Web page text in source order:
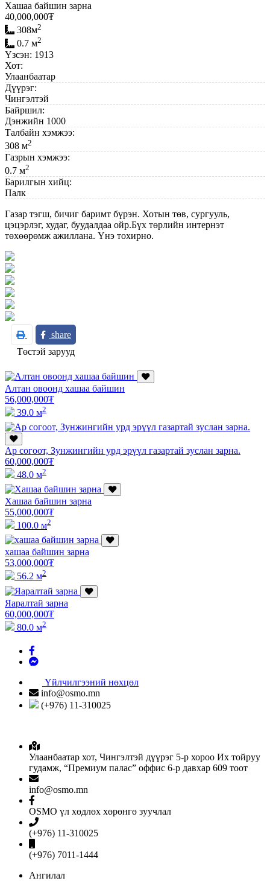
Хашаа байшин зарна
40,000,000₮
308м2
0.7 м2
Үзсэн: 1913
Хот:
Улаанбаатар
Дүүрэг:
Чингэлтэй
Байршил:
Дэнжийн 1000
Талбайн хэмжээ:
308 м2
Газрын хэмжээ:
0.7 м2
Барилгын хийц:
Палк
Газар тэгш, бичиг баримт бүрэн. Хотын төв, сургууль,
цэцэрлэг, худаг, буудалдаа ойр.Бүх төрлийн интернэт
төхөөрөмж ажиллана. Үнэ тохирно.
share
Төстэй зарууд
Алтан овоонд хашаа байшин
56,000,000₮
39.0 м2
Ар согоот, Зунжингийн урд эрүүл газартай зуслан зарна.
60,000,000₮
48.0 м2
Хашаа байшин зарна
55,000,000₮
100.0 м2
хашаа байшин зарна
53,000,000₮
56.2 м2
Яаралтай зарна
60,000,000₮
80.0 м2
Үйлчилгээний нөхцөл
info@osmo.mn
(+976) 11-310025
Улаанбаатар хот, Чингэлтэй дүүрэг 5-р хороо Их тойруу
гудамж, “Премиум палас” оффис 6-р давхар 609 тоот
info@osmo.mn
OSMO үл хөдлөх хөрөнгө зуучлал
(+976) 11-310025
(+976) 7011-1444
Ангилал